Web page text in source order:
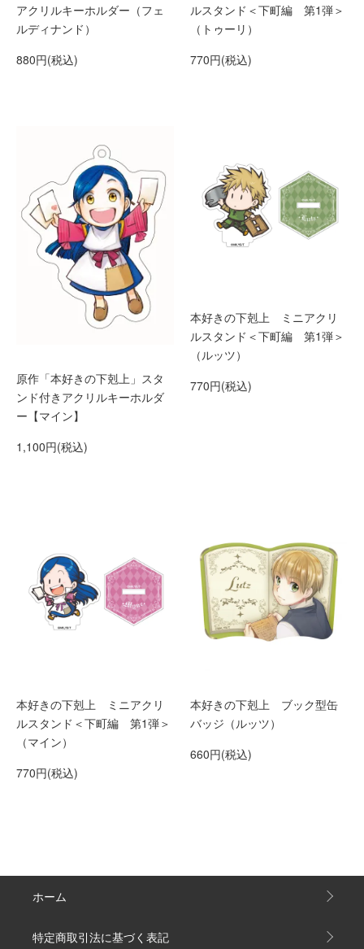
アクリルキーホルダー（フェ
ルディナンド）
880円(税込)
ルスタンド＜下町編 第1弾＞
（トゥーリ）
770円(税込)
原作「本好きの下剋上」スタ
ンド付きアクリルキーホルダ
ー【マイン】
1,100円(税込)
本好きの下剋上 ミニアクリ
ルスタンド＜下町編 第1弾＞
（ルッツ）
770円(税込)
本好きの下剋上 ミニアクリ
ルスタンド＜下町編 第1弾＞
（マイン）
770円(税込)
本好きの下剋上 ブック型缶
バッジ（ルッツ）
660円(税込)
ホーム
特定商取引法に基づく表記